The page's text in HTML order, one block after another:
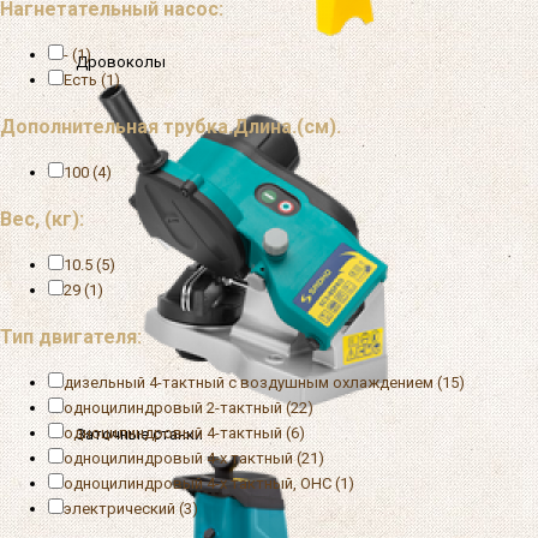
Дровоколы
Заточные станки
Нагнетательный насос:
- (1)
Есть (1)
Дополнительная трубка.Длина.(см).
100 (4)
Вес, (кг):
10.5 (5)
29 (1)
Тип двигателя:
дизельный 4-тактный с воздушным охлаждением (15)
одноцилиндровый 2-тактный (22)
одноцилиндровый 4-тактный (6)
одноцилиндровый 4-х тактный (21)
одноцилиндровый 4-х тактный, OHC (1)
электрический (3)